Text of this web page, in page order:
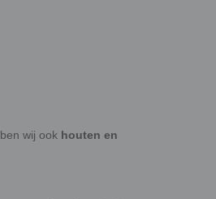
wij ook houten en